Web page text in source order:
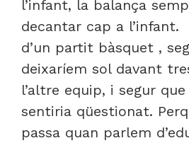
l’infant, la balança
decantar cap a l’infant.
d’un partit bàsquet ,
deixaríem sol davant
l’altre equip, i segur
sentiria qüestionat.
passa quan parlem